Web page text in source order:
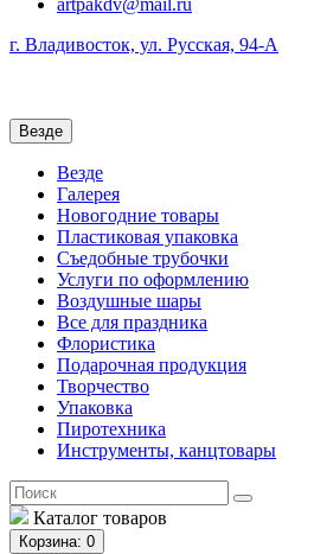
г. Владивосток, ул. Русская, 94-А
Везде
Везде
Галерея
Новогодние товары
Пластиковая упаковка
Съедобные трубочки
Услуги по оформлению
Воздушные шары
Все для праздника
Флористика
Подарочная продукция
Творчество
Упаковка
Пиротехника
Инструменты, канцтовары
Каталог товаров
Корзина: 0